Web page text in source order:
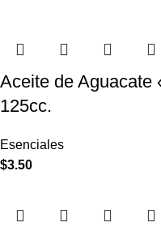
Aceite de Aguacate
125cc.
Esenciales
$3.50